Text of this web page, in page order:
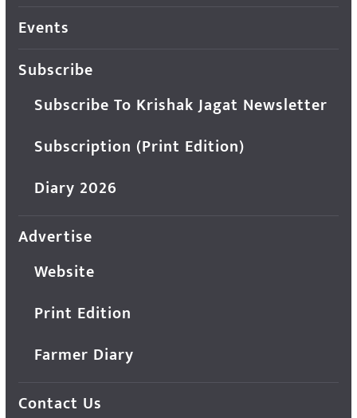
Events
Subscribe
Subscribe To Krishak Jagat Newsletter
Subscription (Print Edition)
Diary 2026
Advertise
Website
Print Edition
Farmer Diary
Contact Us